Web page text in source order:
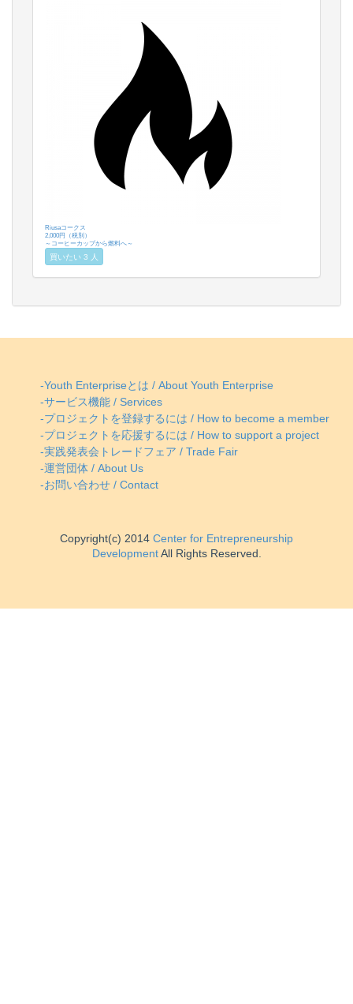
Riusaコークス
2,000円（税別）
～コーヒーカップから燃料へ～
買いたい 3 人
-Youth Enterpriseとは / About Youth Enterprise
-サービス機能 / Services
-プロジェクトを登録するには / How to become a member
-プロジェクトを応援するには / How to support a project
-実践発表会トレードフェア / Trade Fair
-運営団体 / About Us
-お問い合わせ / Contact
Copyright(c) 2014 Center for Entrepreneurship
DevelopmentAll Rights Reserved.